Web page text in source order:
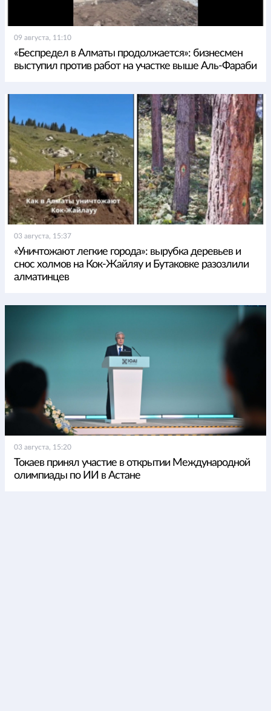
09 августа, 11:10
«Беспредел в Алматы продолжается»: бизнесмен
выступил против работ на участке выше Аль-Фараби
03 августа, 15:37
«Уничтожают легкие города»: вырубка деревьев и
снос холмов на Кок-Жайляу и Бутаковке разозлили
алматинцев
03 августа, 15:20
Токаев принял участие в открытии Международной
олимпиады по ИИ в Астане